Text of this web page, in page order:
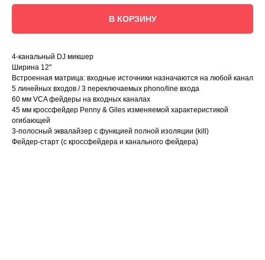
В КОРЗИНУ
4-канальный DJ микшер
Ширина 12"
Встроенная матрица: входные источники назначаются на любой канал
5 линейных входов / 3 переключаемых phono/line входа
60 мм VCA фейдеры на входных каналах
45 мм кроссфейдер Penny & Giles изменяемой характеристикой
огибающей
3-полосный эквалайзер с функцией полной изоляции (kill)
Фейдер-старт (с кроссфейдера и канального фейдера)